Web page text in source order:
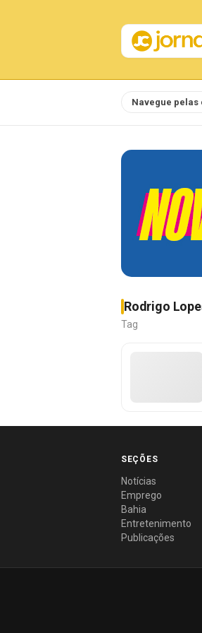
Navegue
Rodrigo
Tag
SEÇÕES
Notícias
Emprego
Bahia
Entretenimento
Publicações